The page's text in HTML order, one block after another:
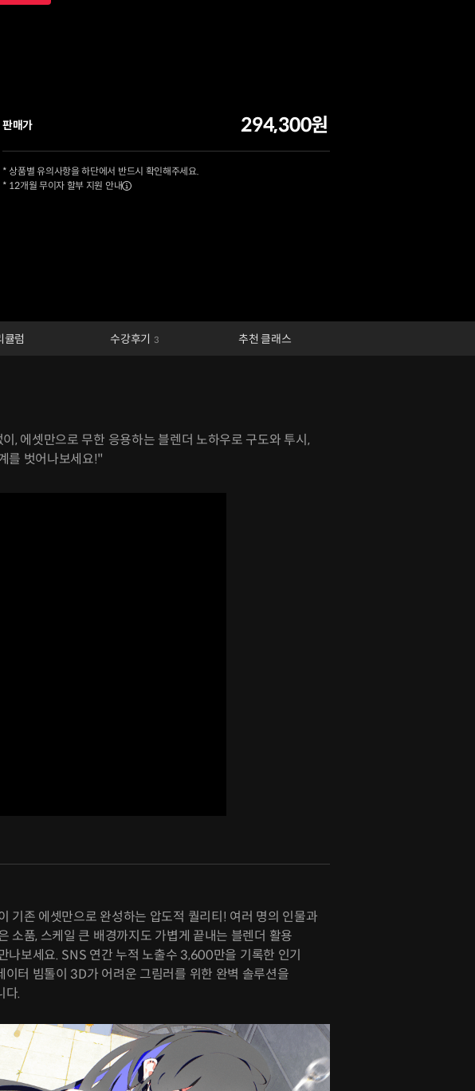
판매가 294,300원
* 상품별 유의사항을 하단에서 반드시 확인해주세요.
* 12개월 무이자 할부 지원 안내
큘럼 수강후기 3
추천 클래스
, 에셋만으로 무한 응용하는 블렌더 노하우로 구도와 투시,
를 벗어나보세요!"
기존 에셋만으로 완성하는 압도적 퀄리티! 여러 명의 인물과
소품, 스케일 큰 배경까지도 가볍게 끝내는 블렌더 활용
나보세요. SNS 연간 누적 노출수 3,600만을 기록한 인기
이터 빔톨이 3D가 어려운 그림러를 위한 완벽 솔루션을
다.